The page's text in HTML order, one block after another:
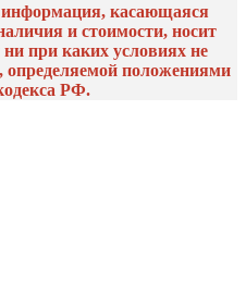
информация, касающаяся
и стоимости, носит
при каких условиях не
определяемой положениями
РФ.